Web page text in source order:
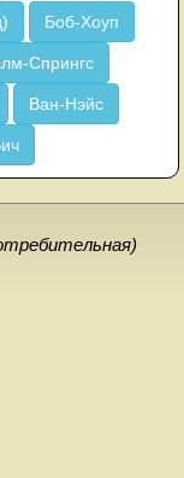
Боб-Хоуп
Спрингс
Ван-Нэйс